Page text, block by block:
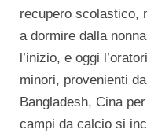
recupero scolastico,
a dormire dalla
l’inizio, e oggi
minori, provenienti
Bangladesh, Cina
campi da calcio si